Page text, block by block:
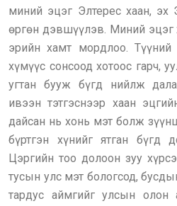
миний эцэг Элтерес хаан, эх
өргөн дэвшүүлэв. Миний эцэг
эрийн хамт мордлоо.
хүмүүс сонсоод хотоос гарч,
угтан бууж бүгд нийлж
ивээн тэтгэснээр хаан
дайсан нь хонь мэт болж
бүртгэн хүнийг ятган бүгд
Цэргийн тоо долоон зуу
тусын улс мэт бологсод,
тардус аймгийг улсын олон